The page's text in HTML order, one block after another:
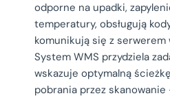
odporne na upadki,
temperatury, obsługują
komunikują się z
System WMS przydziela
wskazuje optymalną
pobrania przez skanowanie